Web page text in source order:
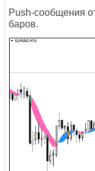
Push-сообщения
баров.